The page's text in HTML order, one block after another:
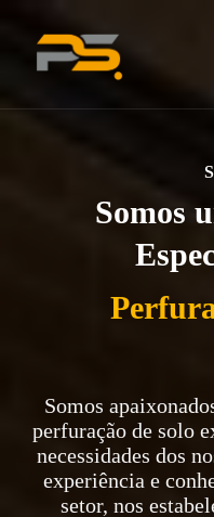
conteúdo
Somos
Somos
perfuração de solo
necessidades dos
experiência e
setor, nos